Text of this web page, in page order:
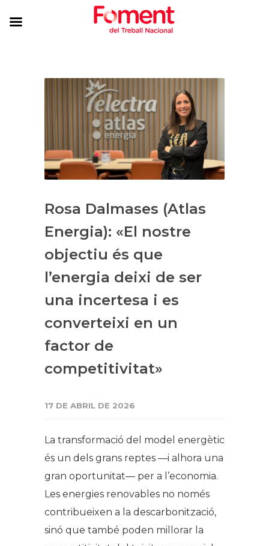
Rosa Dalmases (Atlas
Energia): «El nostre
objectiu és que
l’energia deixi de ser
una incertesa i es
converteixi en un
factor de
competitivitat»
17 DE ABRIL DE 2026
La transformació del model energètic
és un dels grans reptes —i alhora una
gran oportunitat— per a l’economia.
Les energies renovables no només
contribueixen a la descarbonització,
sinó que també poden millorar la